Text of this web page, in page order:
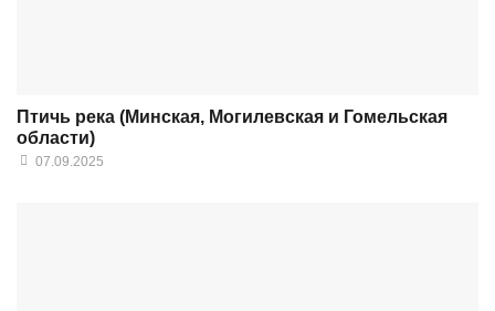
Птичь река (Минская, Могилевская и Гомельская
области)
07.09.2025